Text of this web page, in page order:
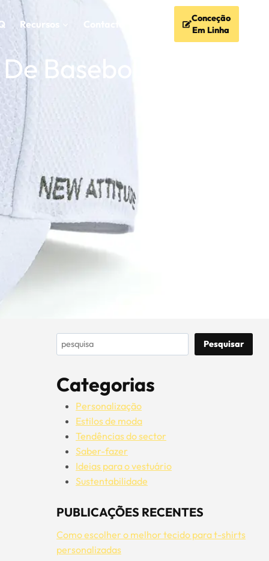
Recursos
Conceção
Em Linha
Basebol
Pesquisar Pesquisar
Categorias
Personalização
Estilos de moda
Tendências do sector
Saber-fazer
Ideias para o vestuário
Sustentabilidade
PUBLICAÇÕES RECENTES
Como escolher o melhor tecido para t-shirts
personalizadas